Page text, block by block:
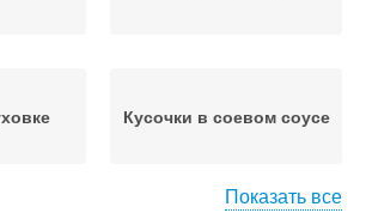
Кусочки в соевом соусе
Показать все